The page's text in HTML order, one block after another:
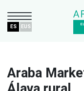
ES EUS
Araba